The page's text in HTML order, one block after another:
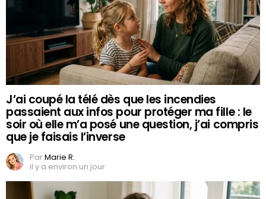
J’ai coupé la télé dès que les incendies
passaient aux infos pour protéger ma fille : le
soir où elle m’a posé une question, j’ai compris
que je faisais l’inverse
ParMarie R.
il y a environ un jour